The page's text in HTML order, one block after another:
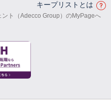
キープリストとは
ト（Adecco Group）のMyPageへ